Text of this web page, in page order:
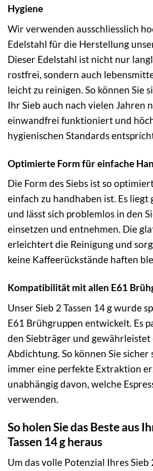
Hygiene
Wir verwenden ausschliesslich
Edelstahl für die Herstellung
Dieser Edelstahl ist nicht nur
rostfrei, sondern auch
leicht zu reinigen. So können Sie
Ihr Sieb auch nach vielen Jahren
einwandfrei funktioniert und
hygienischen Standards
Optimierte Form für einfache
Die Form des Siebs ist so
einfach zu handhaben ist. Es liegt
und lässt sich problemlos in den
einsetzen und entnehmen. Die
erleichtert die Reinigung und
keine Kaffeerückstände haften
Kompatibilität mit allen E61
Unser Sieb 2 Tassen 14 g wurde
E61 Brühgruppen entwickelt. Es
den Siebträger und
Abdichtung. So können Sie sicher
immer eine perfekte Extraktion
unabhängig davon, welche
verwenden.
So holen Sie das Beste aus
Tassen 14 g heraus
Um das volle Potenzial Ihres Sieb